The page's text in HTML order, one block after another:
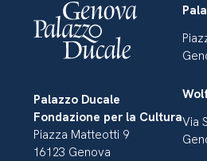
Palazzo Ducale
Fondazione per la Cultura
Piazza Matteotti 9
16123 Genova
Via